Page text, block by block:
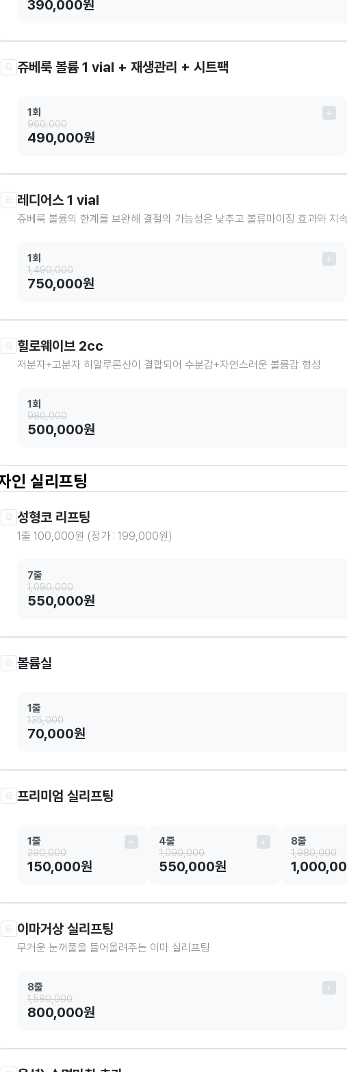
390,000원
쥬베룩 볼륨 1 vial + 재생관리 + 시트팩
1회
960,000
490,000원
레디어스 1 vial
쥬베룩 볼륨의 한계를 보완해 결절의 가능성은 낮추고 볼류마이징 효과와 지
1회
1,490,000
750,000원
힐로웨이브 2cc
저분자+고분자 히알루론산이 결합되어 수분감+자연스러운 볼륨감 형성
1회
980,000
500,000원
인 실리프팅
성형코 리프팅
1줄 100,000원 (정가 : 199,000원)
7줄
1,090,000
550,000원
볼륨실
1줄
135,000
70,000원
프리미엄 실리프팅
1줄
290,000
150,000원
4줄
1,090,000
550,000원
8줄
1,980,000
이마거상 실리프팅
무거운 눈꺼풀을 들어올려주는 이마 실리프팅
8줄
1,580,000
800,000원